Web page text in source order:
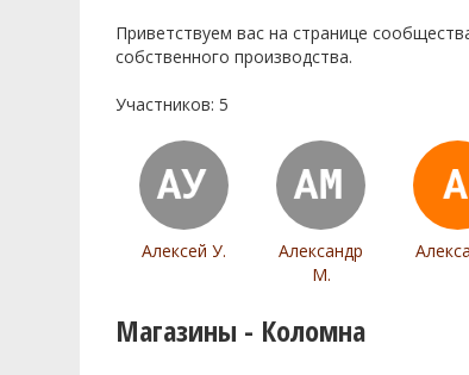
Приветствуем ваc на странице
собственного производства.
Участников: 5
Алексей У.
Александр
М.
Магазины - Коломна